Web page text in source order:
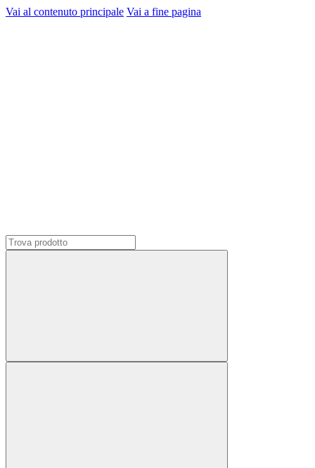
Vai al contenuto principale Vai a fine pagina